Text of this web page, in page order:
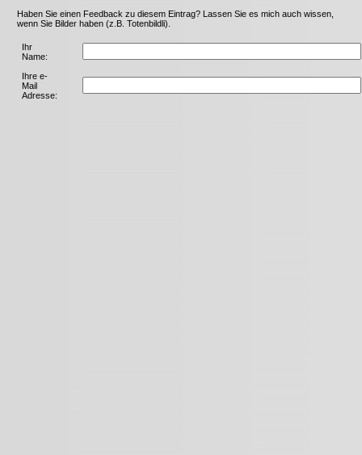
Haben Sie einen Feedback zu diesem Eintrag? Lassen Sie es mich auch wissen,
wenn Sie Bilder haben (z.B. Totenbildli).
Ihr
Name:
Ihre e-
Mail
Adresse: